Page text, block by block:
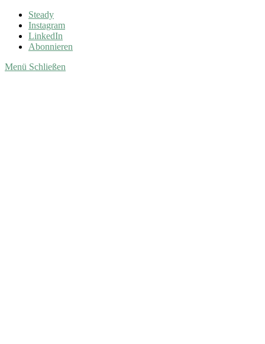
Steady
Instagram
LinkedIn
Abonnieren
Menü Schließen